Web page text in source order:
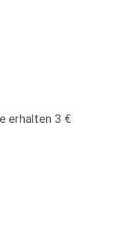
erhalten 3 €